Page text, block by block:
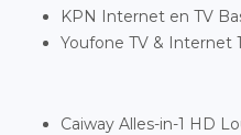
KPN Internet en TV
Youfone TV & Internet
Caiway Alles-in-1 HD